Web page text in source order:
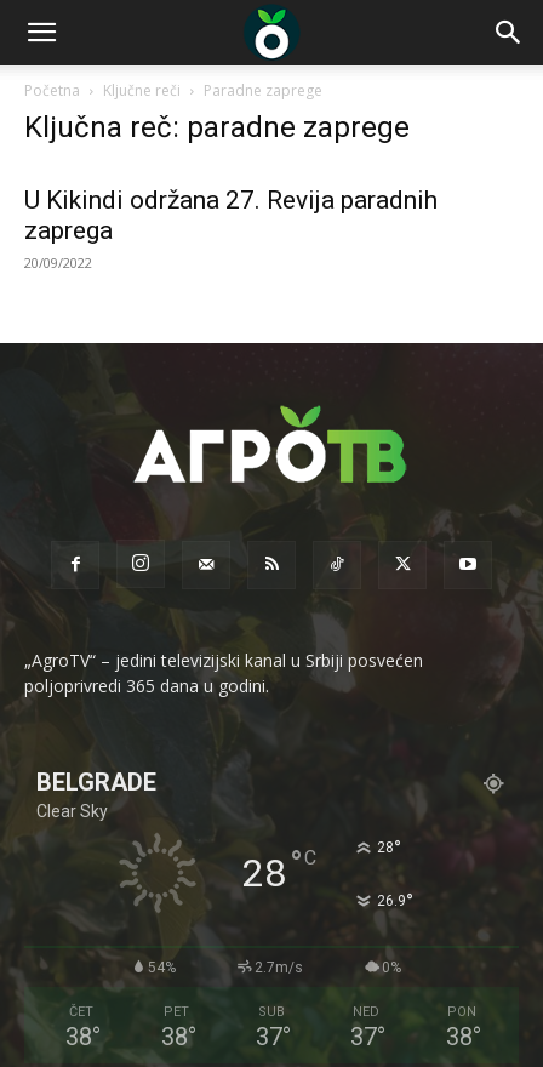
Početna Ključne reči Paradne zaprege
Ključna reč: paradne zaprege
U Kikindi održana 27. Revija paradnih
zaprega
20/09/2022
„AgroTV“ – jedini televizijski kanal u Srbiji posvećen
poljoprivredi 365 dana u godini.
BELGRADE
Clear Sky
28°C 28°
26.9°
54% 2.7m/s 0%
ČET
38°
PET
38°
SUB
37°
NED
37°
PON
38°